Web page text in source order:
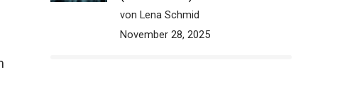
von Lena Schmid
November 28, 2025